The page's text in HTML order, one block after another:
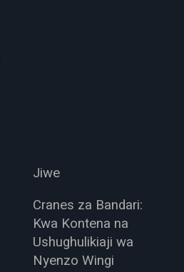
Jiwe
Cranes za Bandari:
Kwa Kontena na
Ushughulikiaji wa
Nyenzo Wingi